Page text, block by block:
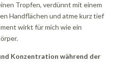
Tropfen, verdünnt mit einem
Handflächen und atme kurz tief
wirkt für mich wie ein
Konzentration während der